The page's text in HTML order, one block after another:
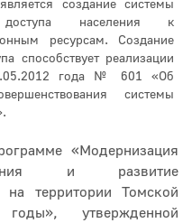
создание системы
населения к
ресурсам. Создание
способствует реализации
года № 601 «Об
системы
«Модернизация
и развитие
на территории Томской
утвержденной